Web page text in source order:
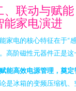
、联动与赋
能家电演进
家电的核心特征在于“
高阶磁性元器件正是这
赋能高效电源管理，奠定
是冰箱的变频压缩机